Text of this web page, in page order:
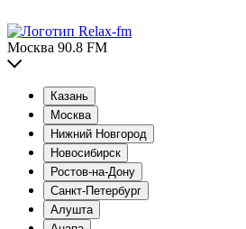
Москва 90.8 FM
Казань
Москва
Нижний Новгород
Новосибирск
Ростов-на-Дону
Санкт-Петербург
Алушта